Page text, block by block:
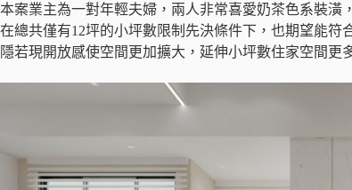
本案業主為一對年輕夫婦，兩人非常喜愛奶茶色系裝潢
在總共僅有12坪的小坪數限制先決條件下，也期望能
隱若現開放感使空間更加擴大，延伸小坪數住家空間